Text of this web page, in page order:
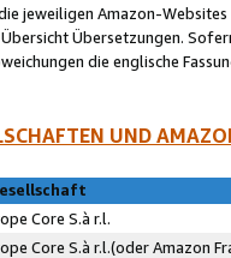
jeweiligen Amazon-Websites
Übersetzungen.
die englische
UND
Core S.à r.l.
Core S.à r.l.(oder Amazon